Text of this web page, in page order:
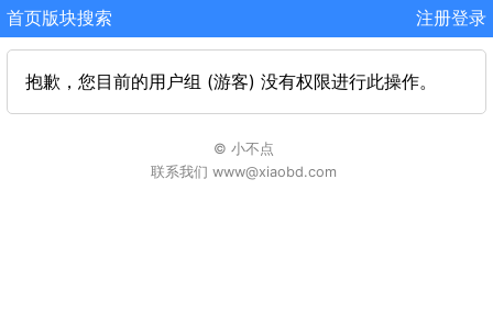
首页版块搜索 注册登录
抱歉，您目前的用户组 (游客) 没有权限进行此操作。
© 小不点
联系我们 www@xiaobd.com